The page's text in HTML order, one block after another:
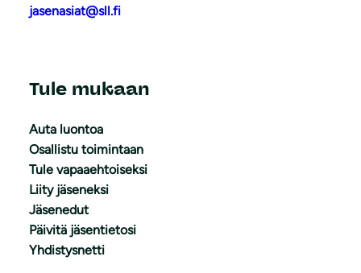
jasenasiat@sll.fi
Tule mukaan
Auta luontoa
Osallistu toimintaan
Tule vapaaehtoiseksi
Liity jäseneksi
Jäsenedut
Päivitä jäsentietosi
Yhdistysnetti